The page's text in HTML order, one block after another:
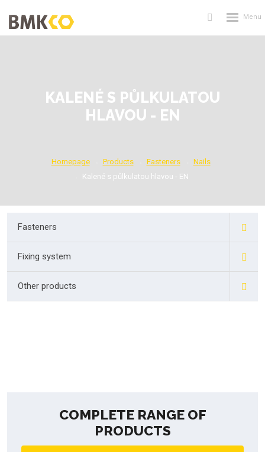
Vyhledávání
Rozbalení
KALENÉ S PŮLKULATOU
HLAVOU - EN
Homepage Products Fasteners
Nails
Kalené s půlkulatou hlavou - EN
Fasteners
Fixing system
Other products
COMPLETE RANGE OF
PRODUCTS